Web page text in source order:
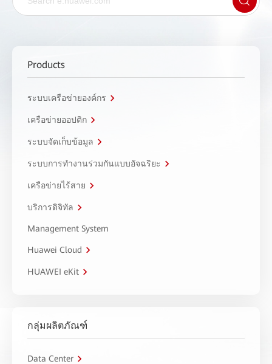
Products
ระบบเครือข่ายองค์กร
เครือข่ายออปติก
ระบบจัดเก็บข้อมูล
ระบบการทำงานร่วมกันแบบอัจฉริยะ
เครือข่ายไร้สาย
บริการดิจิทัล
Management System
Huawei Cloud
HUAWEI eKit
กลุ่มผลิตภัณฑ์
Data Center